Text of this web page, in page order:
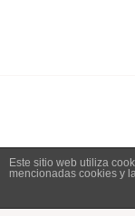
Este sitio web utiliza
mencionadas cookies y